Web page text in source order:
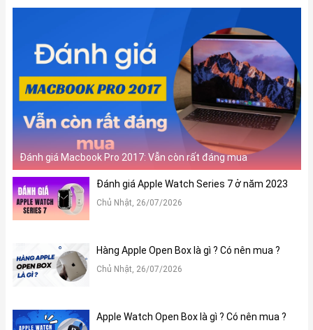
Đánh giá Macbook Pro 2017: Vẫn còn rất đáng mua
Đánh giá Apple Watch Series 7 ở năm 2023
Chủ Nhật, 26/07/2026
Hàng Apple Open Box là gì ? Có nên mua ?
Chủ Nhật, 26/07/2026
Apple Watch Open Box là gì ? Có nên mua ?